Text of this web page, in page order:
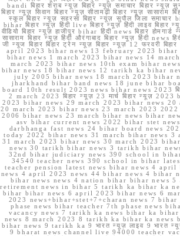
bandi बिहार शराब न्यूज़ बिहार न्यूज़ समाचार बिहार न्यूज़
बिहार न्यूज़ सिवान बिहार न्यूज़ सीतामढ़ी बिहार न्यूज़ सासाराम
स्कूल बिहार न्यूज़ सहरसा बिहार न्यूज़ सुपौल जिला समाचार
bihar बिहार न्यूज़ हिंदी live बिहार न्यूज़ हिंदी लाइव बिहार
वीडियो बिहार न्यूज़ हाजीपुर bihar हिंदी news बिहार होमगार्ड
सासाराम बिहार न्यूज़ हिंदी औरंगाबाद बिहार न्यूज़ हिंदी news
जी न्यूज बिहार बिहार ट्रेन न्यूज़ बिहार न्यूज़ 12 फरवरी
april 2023 bihar news 13 february 2023 bihar
bihar news 1 march 2023 bihar news 14
march 2023 bihar news 10th exam bihar
bihar news 18 bihar news 12 tarikh ka bihar
july 2005 bihar news 18 march 2023 bihar
jharkhand bihar band news 18 june bihar
board 10th result 2023 news bihar news 2023
2 march 2023 बिहार न्यूज़ 23 मार्च बिहार न्यूज़
2023 bihar news 29 march 2023 bihar news
20 march 2023 bihar news 23 march 2023
2006 bihar news 23 march bihar news bihar
asv bihar current news 2022 bihar stet
darbhanga fast news 24 bihar board news
today 2022 bihar news 31 march bihar news 3
31 march 2023 bihar news 30 march 2023
news 30 tarikh bihar news 3 tarikh bihar
32nd bihar judiciary news 390 school in
34540 teacher news 390 school in bihar
teacher pension latest news bihar news 4
news 4 april 2023 news 44 bihar news 4 bihar
bihar news news 4 nation bihar bihar news
retirement news in bihar 5 tarikh ka bihar ka
bihar bihar news 6 april 2023 bihar news 6
2023 news+bihar+stet+7+charan news 7
phase news bihar teacher 7th phase news
vacancy news 7 tarikh ka news bihar ka
news 8 march 2023 8 tarikh ka bihar ka news
bihar news 9 tarikh ka 9 भारत न्यूज़ लाइव 9 भारत
9 bharat news channel live 94000 teacher